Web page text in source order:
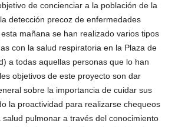
de concienciar a la población de la
detección precoz de enfermedades
mañana se han realizado varios tipos
con la salud respiratoria en la Plaza de
a todas aquellas personas que lo han
objetivos de este proyecto son dar
sobre la importancia de cuidar sus
la proactividad para realizarse chequeos
pulmonar a través del conocimiento